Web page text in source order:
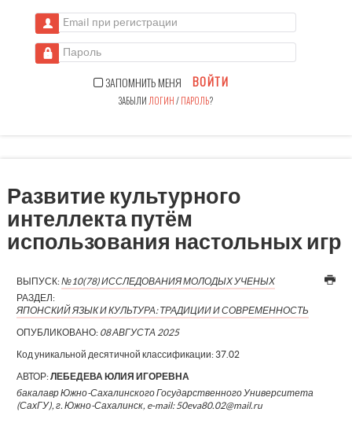
Email при регистрации
Пароль
ЗАПОМНИТЬ МЕНЯ ВОЙТИ
ЗАБЫЛИ ЛОГИН/ПАРОЛЬ?
Развитие культурного
интеллекта путём
использования настольных игр
ВЫПУСК:№10(78) ИССЛЕДОВАНИЯ МОЛОДЫХ УЧЕНЫХ
РАЗДЕЛ:
ЯПОНСКИЙ ЯЗЫК И КУЛЬТУРА: ТРАДИЦИИ И СОВРЕМЕННОСТЬ
ОПУБЛИКОВАНО: 08 АВГУСТА 2025
Код уникальной десятичной классификации: 37.02
АВТОР:ЛЕБЕДЕВА ЮЛИЯ ИГОРЕВНА
бакалавр Южно-Сахалинского Государственного Университета
(СахГУ), г. Южно-Сахалинск, e-mail: 50eva80.02@mail.ru